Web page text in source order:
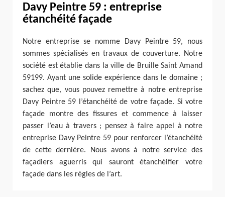
Davy Peintre 59 : entreprise
étanchéité façade
Notre entreprise se nomme Davy Peintre 59, nous
sommes spécialisés en travaux de couverture. Notre
société est établie dans la ville de Bruille Saint Amand
59199. Ayant une solide expérience dans le domaine ;
sachez que, vous pouvez remettre à notre entreprise
Davy Peintre 59 l’étanchéité de votre façade. Si votre
façade montre des fissures et commence à laisser
passer l’eau à travers ; pensez à faire appel à notre
entreprise Davy Peintre 59 pour renforcer l’étanchéité
de cette dernière. Nous avons à notre service des
façadiers aguerris qui sauront étanchéifier votre
façade dans les règles de l’art.